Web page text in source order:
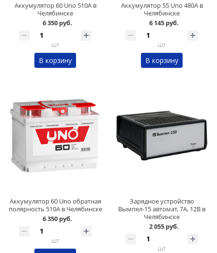
Аккумулятор 60 Uno 510А в
Челябинске
6 350 руб.
шт
В корзину
Аккумулятор 55 Uno 480А в
Челябинске
6 145 руб.
шт
В корзину
Аккумулятор 60 Uno обратная
полярность 510А в Челябинске
6 350 руб.
шт
Зарядное устройство
Вымпел-15 автомат, 7А, 12В в
Челябинске
2 055 руб.
шт